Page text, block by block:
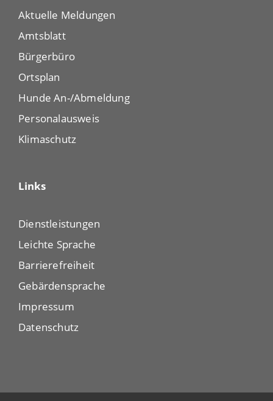
Aktuelle Meldungen
Amtsblatt
Bürgerbüro
Ortsplan
Hunde An-/Abmeldung
Personalausweis
Klimaschutz
Links
Dienstleistungen
Leichte Sprache
Barrierefreiheit
Gebärdensprache
Impressum
Datenschutz